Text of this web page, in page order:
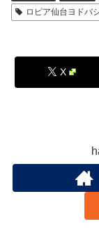
ロピア仙台ヨドバ
X